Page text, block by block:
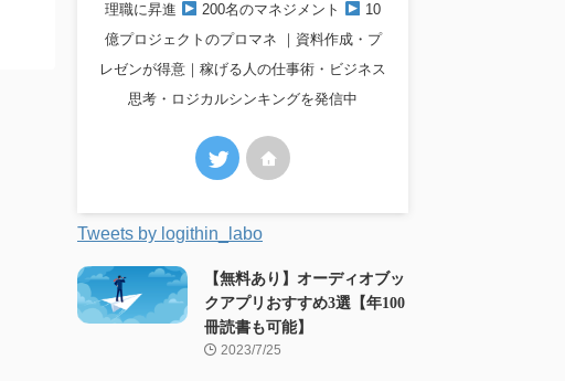
理職に昇進
200名のマネジメント
10
億プロジェクトのプロマネ ｜資料作成・プ
レゼンが得意｜稼げる人の仕事術・ビジネス
思考・ロジカルシンキングを発信中
Tweets by logithin_labo
【無料あり】オーディオブッ
クアプリおすすめ3選【年100
冊読書も可能】
2023/7/25